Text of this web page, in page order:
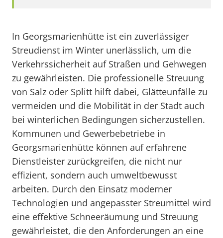
In Georgsmarienhütte ist ein zuverlässiger
Streudienst im Winter unerlässlich, um die
Verkehrssicherheit auf Straßen und Gehwegen
zu gewährleisten. Die professionelle Streuung
von Salz oder Splitt hilft dabei, Glätteunfälle zu
vermeiden und die Mobilität in der Stadt auch
bei winterlichen Bedingungen sicherzustellen.
Kommunen und Gewerbebetriebe in
Georgsmarienhütte können auf erfahrene
Dienstleister zurückgreifen, die nicht nur
effizient, sondern auch umweltbewusst
arbeiten. Durch den Einsatz moderner
Technologien und angepasster Streumittel wird
eine effektive Schneeräumung und Streuung
gewährleistet, die den Anforderungen an eine